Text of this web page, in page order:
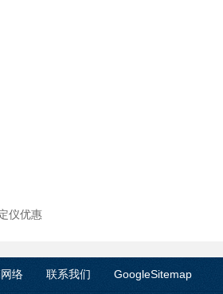
仪优惠
络 联系我们 GoogleSitemap